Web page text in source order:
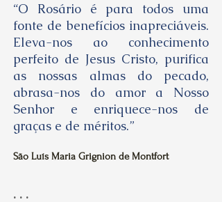
“O Rosário é para todos uma
fonte de benefícios inapreciáveis.
Eleva-nos ao conhecimento
perfeito de Jesus Cristo, purifica
as nossas almas do pecado,
abrasa-nos do amor a Nosso
Senhor e enriquece-nos de
graças e de méritos.”
São Luís Maria Grignion de Montfort
. . .